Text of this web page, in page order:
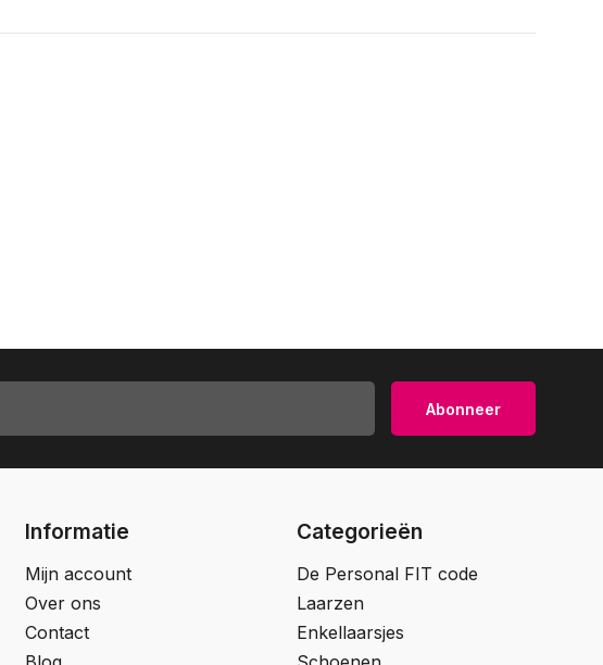
Abonneer
Informatie
Mijn account
Over ons
Contact
Categorieën
De Personal FIT code
Laarzen
Enkellaarsjes